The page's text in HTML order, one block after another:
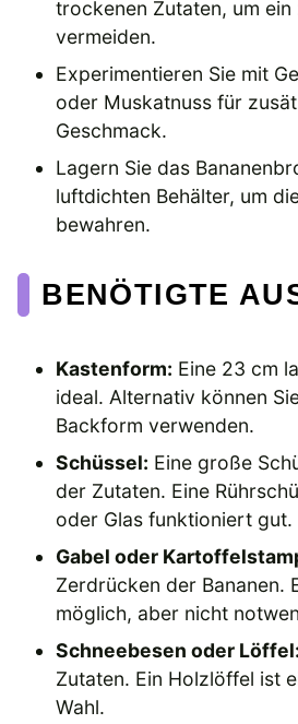
trockenen Zutaten, um ein
vermeiden.
Experimentieren Sie mit
oder Muskatnuss für
Geschmack.
Lagern Sie das
luftdichten Behälter, um
bewahren.
BENÖTIGTE
Kastenform: Eine 23 cm
ideal. Alternativ können
Backform verwenden.
Schüssel: Eine große
der Zutaten. Eine
oder Glas funktioniert gut.
Gabel oder
Zerdrücken der Bananen.
möglich, aber nicht
Schneebesen oder Löffel:
Zutaten. Ein Holzlöffel ist
Wahl.